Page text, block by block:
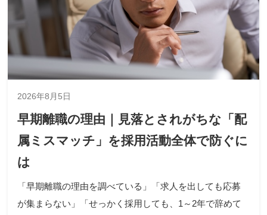
2026年8月5日
早期離職の理由｜見落とされがちな「配
属ミスマッチ」を採用活動全体で防ぐに
は
「早期離職の理由を調べている」「求人を出しても応募
が集まらない」「せっかく採用しても、1～2年で辞めて